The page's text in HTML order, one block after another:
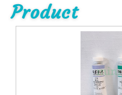
Product